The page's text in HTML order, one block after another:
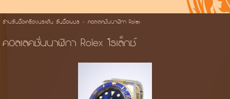
ร้านรับซื้อเครื่องประดับ รับซื้อเพชร> คอลเลคชั่นนาฬิกา Rolex
คอลเลคชั่นนาฬิกา Rolex โรเล็กซ์